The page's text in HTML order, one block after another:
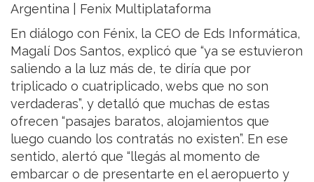
Argentina | Fenix Multiplataforma
En diálogo con Fénix, la CEO de Eds Informática,
Magalí Dos Santos, explicó que “ya se estuvieron
saliendo a la luz más de, te diría que por
triplicado o cuatriplicado, webs que no son
verdaderas”, y detalló que muchas de estas
ofrecen “pasajes baratos, alojamientos que
luego cuando los contratás no existen”. En ese
sentido, alertó que “llegás al momento de
embarcar o de presentarte en el aeropuerto y